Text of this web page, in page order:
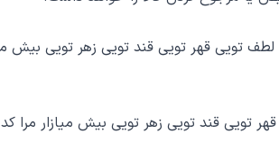
مرا کد 7062 با شمارهٔ 02147620042 داخلی 5 تماس بگیرید.